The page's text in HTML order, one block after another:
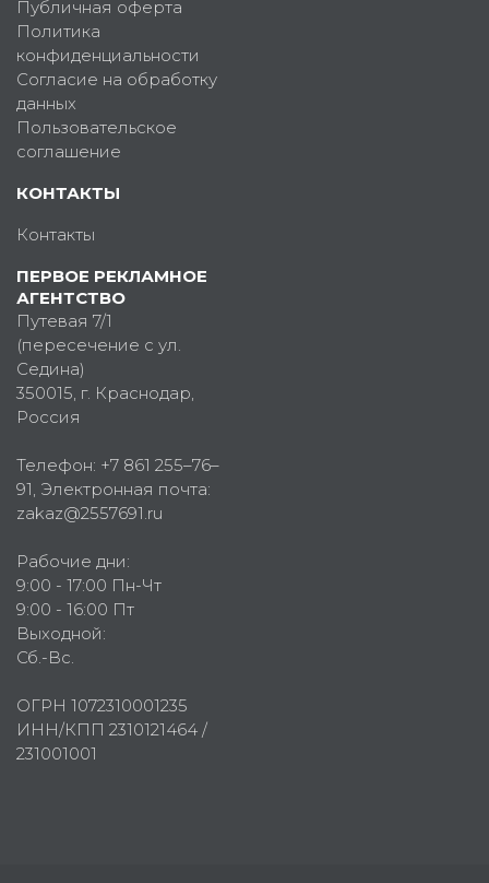
Публичная оферта
Политика
конфиденциальности
Согласие на обработку
данных
Пользовательское
соглашение
КОНТАКТЫ
Контакты
ПЕРВОЕ РЕКЛАМНОЕ
АГЕНТСТВО
Путевая 7/1
(пересечение с ул.
Седина)
350015, г. Краснодар,
Россия
Телефон: +7 861 255–76–
91, Электронная почта:
zakaz@2557691.ru
Рабочие дни:
9:00 - 17:00 Пн-Чт
9:00 - 16:00 Пт
Выходной:
Сб.-Вс.
ОГРН 1072310001235
ИНН/КПП 2310121464 /
231001001